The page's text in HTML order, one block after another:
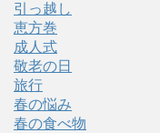
引っ越し
恵方巻
成人式
敬老の日
旅行
春の悩み
春の食べ物